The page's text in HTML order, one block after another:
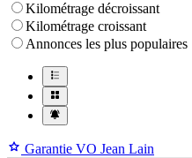
Kilométrage décroissant
Kilométrage croissant
Annonces les plus populaires
Garantie VO Jean Lain